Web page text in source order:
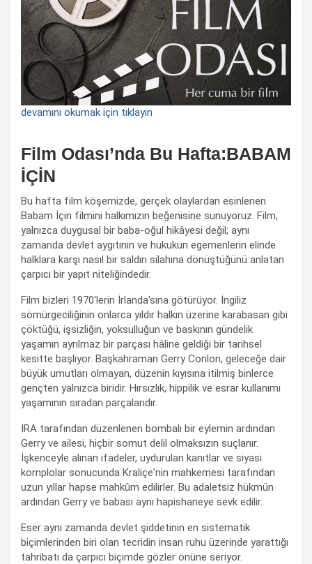
devamını okumak için tıklayın
Film Odası’nda Bu Hafta:BABAM
İÇİN
Bu hafta film köşemizde, gerçek olaylardan esinlenen
Babam İçin filmini halkımızın beğenisine sunuyoruz. Film,
yalnızca duygusal bir baba-oğul hikâyesi değil; aynı
zamanda devlet aygıtının ve hukukun egemenlerin elinde
halklara karşı nasıl bir saldırı silahına dönüştüğünü anlatan
çarpıcı bir yapıt niteliğindedir.
Film bizleri 1970'lerin İrlanda'sına götürüyor. İngiliz
sömürgeciliğinin onlarca yıldır halkın üzerine karabasan gibi
çöktüğü, işsizliğin, yoksulluğun ve baskının gündelik
yaşamın ayrılmaz bir parçası hâline geldiği bir tarihsel
kesitte başlıyor. Başkahraman Gerry Conlon, geleceğe dair
büyük umutları olmayan, düzenin kıyısına itilmiş binlerce
gençten yalnızca biridir. Hırsızlık, hippilik ve esrar kullanımı
yaşamının sıradan parçalarıdır.
IRA tarafından düzenlenen bombalı bir eylemin ardından
Gerry ve ailesi, hiçbir somut delil olmaksızın suçlanır.
İşkenceyle alınan ifadeler, uydurulan kanıtlar ve siyasi
komplolar sonucunda Kraliçe'nin mahkemesi tarafından
uzun yıllar hapse mahkûm edilirler. Bu adaletsiz hükmün
ardından Gerry ve babası aynı hapishaneye sevk edilir.
Eser aynı zamanda devlet şiddetinin en sistematik
biçimlerinden biri olan tecridin insan ruhu üzerinde yarattığı
tahribatı da çarpıcı biçimde gözler önüne seriyor.